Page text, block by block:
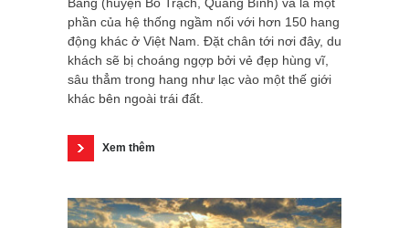
phần của hệ thống ngầm nối với hơn 150 hang
động khác ở Việt Nam. Đặt chân tới nơi đây, du
khách sẽ bị choáng ngợp bởi vẻ đẹp hùng vĩ,
sâu thẳm trong hang như lạc vào một thế giới
khác bên ngoài trái đất.
Xem thêm